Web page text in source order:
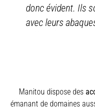
donc évident. Ils
avec leurs
Manitou dispose des
émanant de domaines